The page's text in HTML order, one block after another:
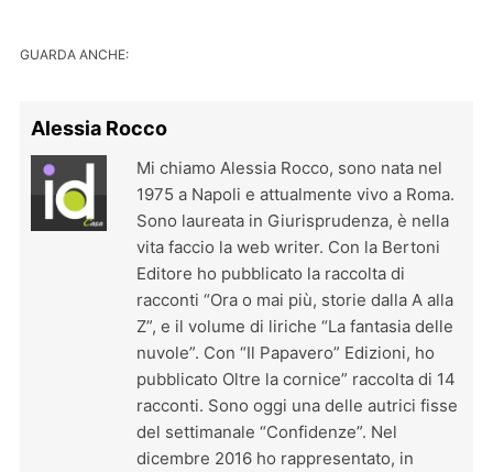
GUARDA ANCHE:
Alessia Rocco
Mi chiamo Alessia Rocco, sono nata nel
1975 a Napoli e attualmente vivo a Roma.
Sono laureata in Giurisprudenza, è nella
vita faccio la web writer. Con la Bertoni
Editore ho pubblicato la raccolta di
racconti “Ora o mai più, storie dalla A alla
Z”, e il volume di liriche “La fantasia delle
nuvole”. Con “Il Papavero” Edizioni, ho
pubblicato Oltre la cornice” raccolta di 14
racconti. Sono oggi una delle autrici fisse
del settimanale “Confidenze”. Nel
dicembre 2016 ho rappresentato, in